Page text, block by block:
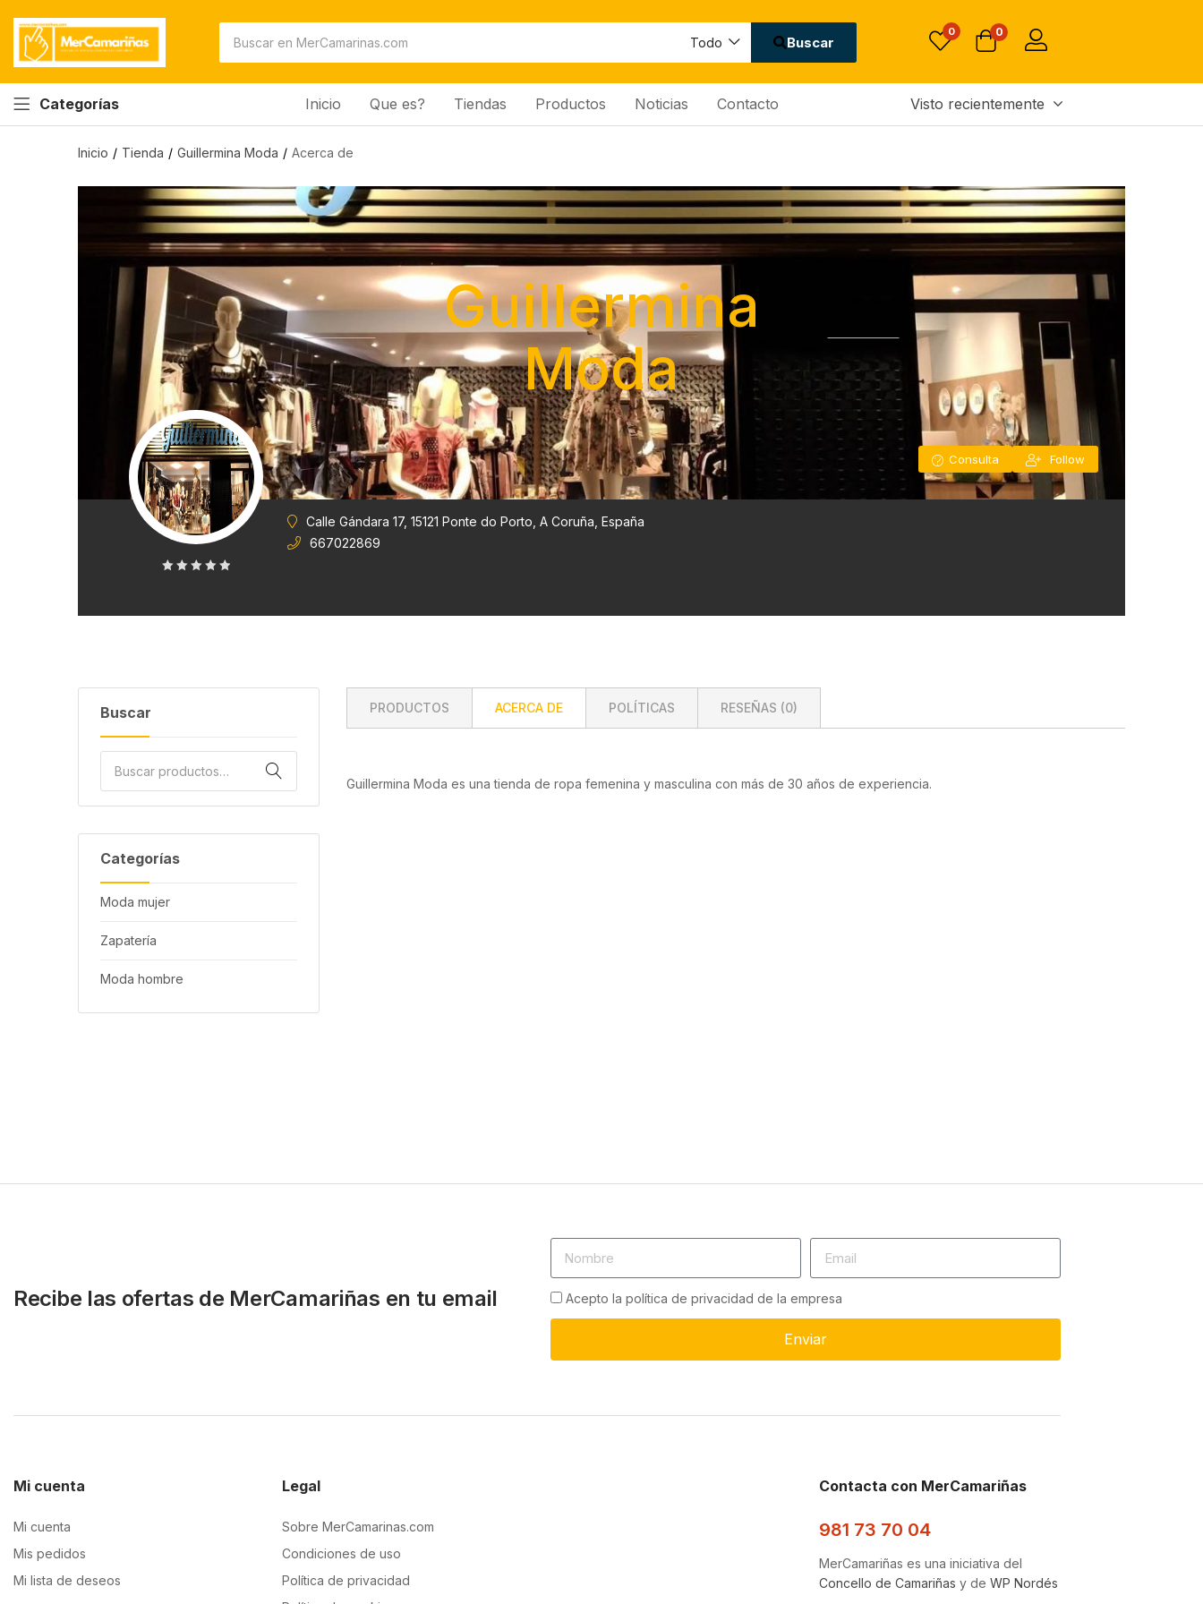
Todo Buscar
0 0
Categorías Inicio Que es? Tiendas Productos Noticias Contacto Visto recientemente
Inicio Tienda Guillermina Moda Acerca de
Guillermina
Moda
Calle Gándara 17, 15121 Ponte do Porto, A Coruña, España
667022869
Consulta Follow
PRODUCTOS ACERCA DE POLÍTICAS RESEÑAS (0)
Guillermina Moda es una tienda de ropa femenina y masculina con más de 30 años de experiencia.
Buscar
Categorías
Moda mujer
Zapatería
Moda hombre
Recibe las ofertas de MerCamariñas en tu email Acepto la política de privacidad de la empresa
Enviar
Mi cuenta
Mi cuenta
Mis pedidos
Mi lista de deseos
Legal
Sobre MerCamarinas.com
Condiciones de uso
Política de privacidad
Contacta con MerCamariñas
981 73 70 04
MerCamariñas es una iniciativa del
Concello de Camariñas y de WP Nordés